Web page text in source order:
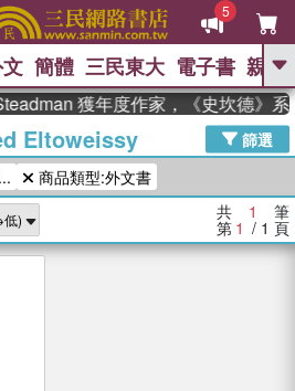
5
GO
熱搜： 東野圭吾 、 The Odyssey 、
父親節 、 如果歷史是一群喵 、 暑期
推薦 、 國際布克獎 臺灣漫遊錄
念華 、 台灣的李登輝時代 、 數學女
孩：黎曼猜想
偉大的迷走神經
簡體 三民東大 電子書 親子
獲年度作家，《史坎德》系
Eltoweissy
篩選
商品類型:外文書
共 1 筆
第 1 / 1 頁